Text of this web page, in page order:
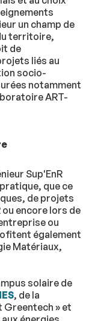
un champ de
territoire,
de
liés au
socio-
notamment
ART-
Sup'EnR
que ce
de projets
encore lors de
ou
également
Matériaux,
solaire de
, de la
Greentech » et